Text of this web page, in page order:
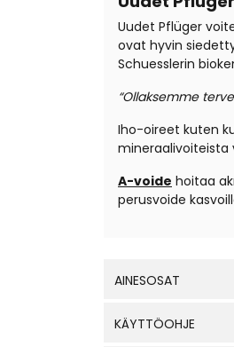
Uudet Pflüger
ovat hyvin
Schuesslerin
“Ollaksemme
Iho-oireet kuten
mineraalivoiteista
A-voide hoitaa
perusvoide
AINESOSAT
KÄYTTÖOHJE